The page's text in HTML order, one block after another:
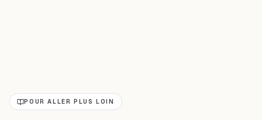
POUR ALLER PLUS LOIN